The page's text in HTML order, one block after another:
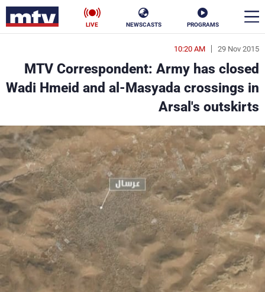
PROGRAMS
NEWSCASTS
LIVE
29 Nov 2015
10:20 AM
MTV Correspondent: Army has closed
Wadi Hmeid and al-Masyada crossings in
Arsal's outskirts
en
الأخبار
سياسة
إقتصاد فن
منوعات رياضة
كأس العالم
البرامج
جدول البرامج
شاهد البرامج